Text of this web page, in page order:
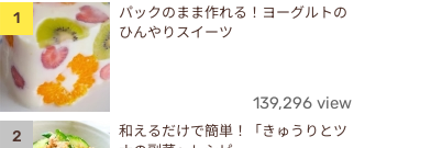
パックのまま作れる！ヨーグルトの
ひんやりスイーツ
139,296 view
和えるだけで簡単！「きゅうりとツ